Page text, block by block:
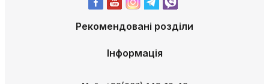
Рекомендовані розділи
Інформація